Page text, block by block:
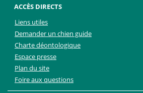
ACCÈS DIRECTS
Liens utiles
Demander un chien guide
Charte déontologique
Espace presse
Plan du site
Foire aux questions